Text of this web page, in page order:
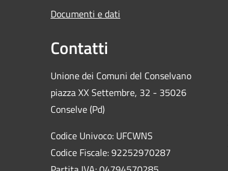
Documenti e dati
Contatti
Unione dei Comuni del Conselvano
piazza XX Settembre, 32 - 35026
Conselve (Pd)
Codice Univoco: UFCWNS
Codice Fiscale: 92252970287